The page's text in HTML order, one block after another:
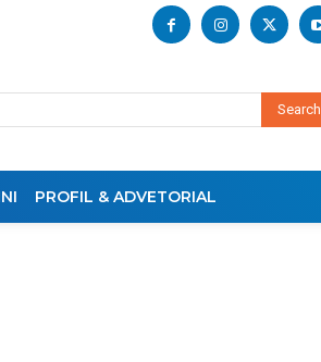
Search
PROFIL & ADVETORIAL